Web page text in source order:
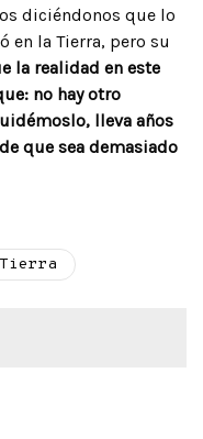
diciéndonos que lo
en la Tierra, pero su
la realidad en este
no hay otro
lleva años
que sea demasiado